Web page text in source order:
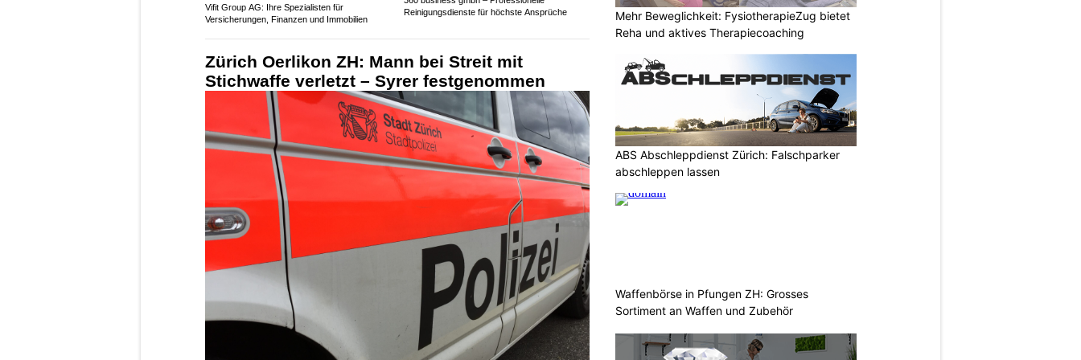
Vifit Group AG: Ihre Spezialisten für
Versicherungen, Finanzen und Immobilien
Reinigungsdienste für höchste Ansprüche
Zürich Oerlikon ZH: Mann bei Streit mit
Stichwaffe verletzt – Syrer festgenommen
Mehr Beweglichkeit: FysiotherapieZug bietet
Reha und aktives Therapiecoaching
ABS Abschleppdienst Zürich: Falschparker
abschleppen lassen
Waffenbörse in Pfungen ZH: Grosses
Sortiment an Waffen und Zubehör